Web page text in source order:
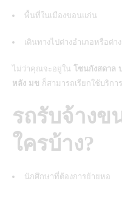
พื้นที่ในเมืองขอนแก่น
เดินทางไปต่างอำเภอหรือต่า
ไม่ว่าคุณจะอยู่ใน โซนกังสดาล
หลัง มข ก็สามารถเรียกใช้บริกา
รถรับจ้างข
ใครบ้าง?
นักศึกษาที่ต้องการย้ายหอ